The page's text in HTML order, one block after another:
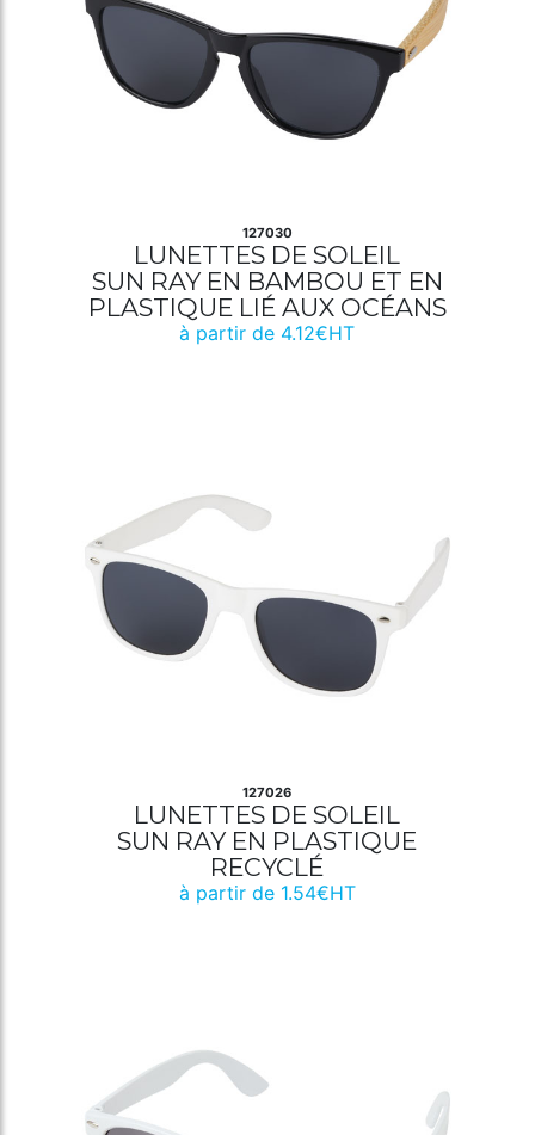
127030
LUNETTES DE SOLEIL
SUN RAY EN BAMBOU ET EN
PLASTIQUE LIÉ AUX OCÉANS
à partir de 4.12€HT
127026
LUNETTES DE SOLEIL
SUN RAY EN PLASTIQUE
RECYCLÉ
à partir de 1.54€HT